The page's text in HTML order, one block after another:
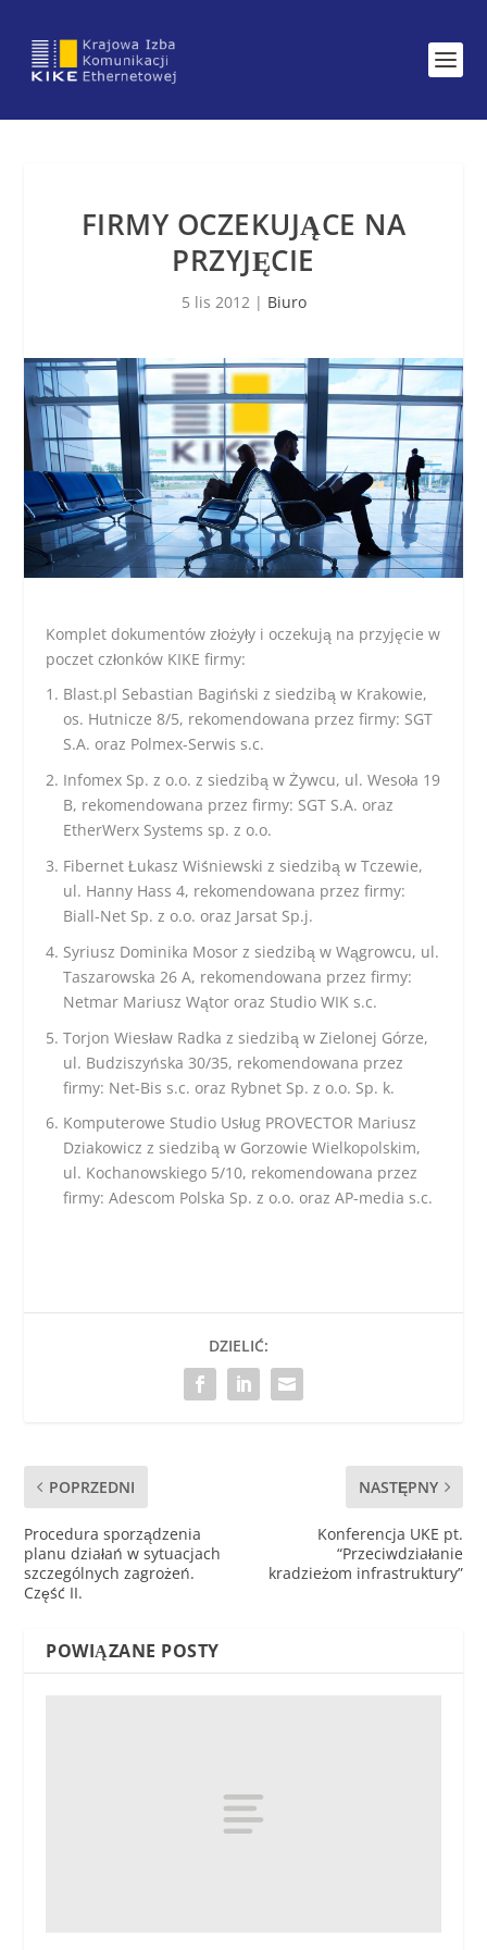
FIRMY OCZEKUJĄCE NA
PRZYJĘCIE
5 lis 2012| Biuro
Komplet dokumentów złożyły i oczekują na przyjęcie w
poczet członków KIKE firmy:
Blast.pl Sebastian Bagiński z siedzibą w Krakowie,
os. Hutnicze 8/5, rekomendowana przez firmy: SGT
S.A. oraz Polmex-Serwis s.c.
Infomex Sp. z o.o. z siedzibą w Żywcu, ul. Wesoła 19
B, rekomendowana przez firmy: SGT S.A. oraz
EtherWerx Systems sp. z o.o.
Fibernet Łukasz Wiśniewski z siedzibą w Tczewie,
ul. Hanny Hass 4, rekomendowana przez firmy:
Biall-Net Sp. z o.o. oraz Jarsat Sp.j.
Syriusz Dominika Mosor z siedzibą w Wągrowcu, ul.
Taszarowska 26 A, rekomendowana przez firmy:
Netmar Mariusz Wątor oraz Studio WIK s.c.
Torjon Wiesław Radka z siedzibą w Zielonej Górze,
ul. Budziszyńska 30/35, rekomendowana przez
firmy: Net-Bis s.c. oraz Rybnet Sp. z o.o. Sp. k.
Komputerowe Studio Usług PROVECTOR Mariusz
Dziakowicz z siedzibą w Gorzowie Wielkopolskim,
ul. Kochanowskiego 5/10, rekomendowana przez
firmy: Adescom Polska Sp. z o.o. oraz AP-media s.c.
DZIELIĆ:
POPRZEDNI
Procedura sporządzenia
planu działań w sytuacjach
szczególnych zagrożeń.
Część II.
NASTĘPNY
Konferencja UKE pt.
“Przeciwdziałanie
kradzieżom infrastruktury”
POWIĄZANE POSTY